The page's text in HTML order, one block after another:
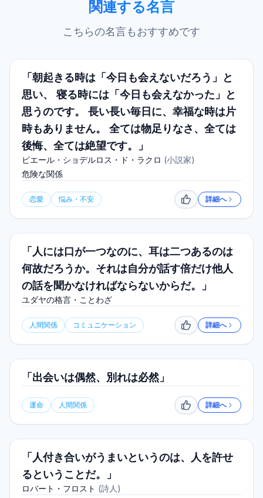
関連する名言
こちらの名言もおすすめです
「朝起きる時は「今日も会えないだろう」と
思い、 寝る時には「今日も会えなかった」と
思うのです。 長い長い毎日に、幸福な時は片
時もありません。 全ては物足りなさ、全ては
後悔、全ては絶望です。」
ピエール・ショデルロス・ド・ラクロ (小説家)
危険な関係
恋愛 悩み・不安 いいね詳細へ
「人には口が一つなのに、耳は二つあるのは
何故だろうか。それは自分が話す倍だけ他人
の話を聞かなければならないからだ。」
ユダヤの格言・ことわざ
人間関係 コミュニケーション いいね詳細へ
「出会いは偶然、別れは必然」
運命 人間関係 いいね詳細へ
「人付き合いがうまいというのは、人を許せ
るということだ。」
ロバート・フロスト (詩人 )